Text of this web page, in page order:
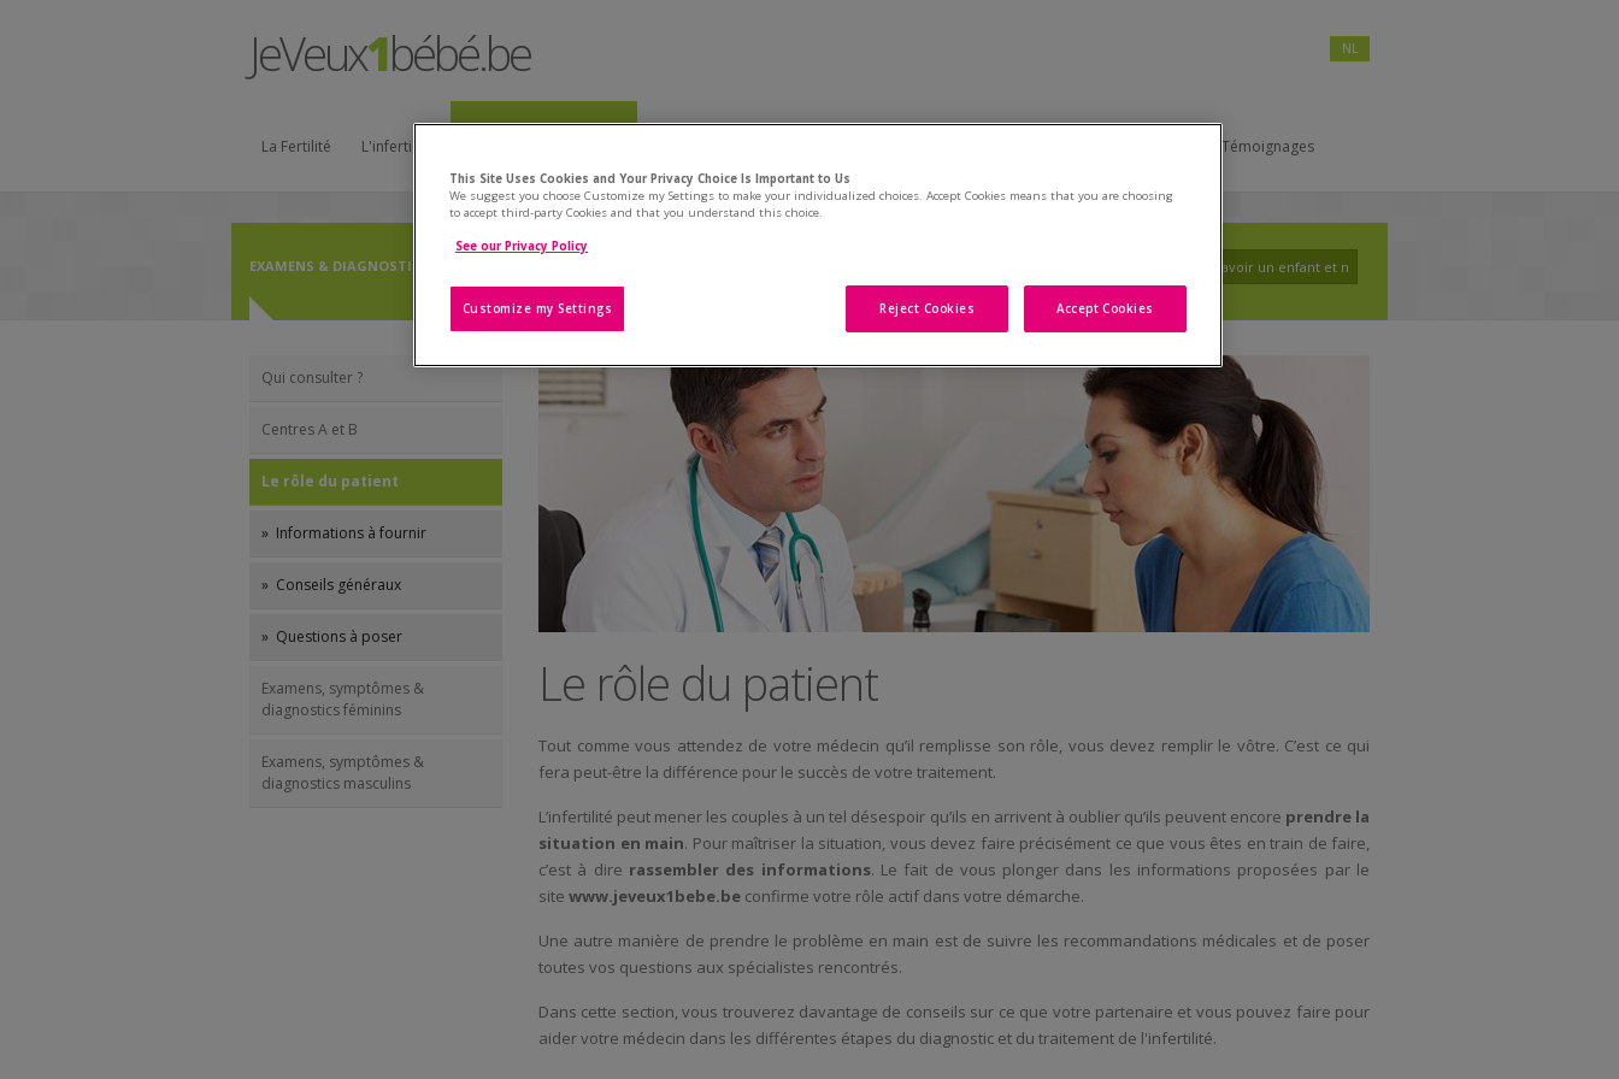
JeVeux1bébé.be NL
La Fertilité L'infertilité Témoignages
EXAMENS & DIAGNOSTICS
Qui consulter ?
Centres A et B
Le rôle du patient
» Informations à fournir
» Conseils généraux
» Questions à poser
Examens, symptômes &
diagnostics féminins
Examens, symptômes &
diagnostics masculins
Le rôle du patient
Tout comme vous attendez de votre médecin qu’il remplisse son rôle, vous devez remplir le vôtre. C’est ce qui
fera peut-être la différence pour le succès de votre traitement.
L’infertilité peut mener les couples à un tel désespoir qu’ils en arrivent à oublier qu’ils peuvent encore prendre la
situation en main. Pour maîtriser la situation, vous devez faire précisément ce que vous êtes en train de faire,
c’est à dire rassembler des informations. Le fait de vous plonger dans les informations proposées par le
site www.jeveux1bebe.be confirme votre rôle actif dans votre démarche.
Une autre manière de prendre le problème en main est de suivre les recommandations médicales et de poser
toutes vos questions aux spécialistes rencontrés.
Dans cette section, vous trouverez davantage de conseils sur ce que votre partenaire et vous pouvez faire pour
aider votre médecin dans les différentes étapes du diagnostic et du traitement de l'infertilité.
This Site Uses Cookies and Your Privacy Choice Is Important to Us
We suggest you choose Customize my Settings to make your individualized choices. Accept Cookies means that you are choosing
to accept third-party Cookies and that you understand this choice.
See our Privacy Policy
Reject Cookies Accept Cookies
Customize my Settings